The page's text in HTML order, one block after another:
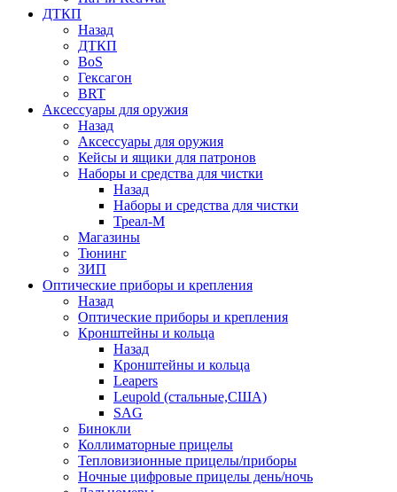
ДТКП
Назад
ДТКП
BoS
Гексагон
BRT
Аксессуары для оружия
Назад
Аксессуары для оружия
Кейсы и ящики для патронов
Наборы и средства для чистки
Назад
Наборы и средства для чистки
Треал-М
Магазины
Тюнинг
ЗИП
Оптические приборы и крепления
Назад
Оптические приборы и крепления
Кронштейны и кольца
Назад
Кронштейны и кольца
Leapers
Leupold (стальные,США)
SAG
Бинокли
Коллиматорные прицелы
Тепловизионные прицелы/приборы
Ночные цифровые прицелы день/ночь